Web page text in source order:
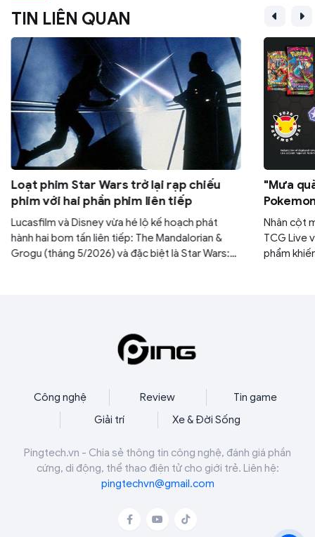
TIN LIÊN QUAN
Loạt phim Star Wars trở lại rạp chiếu
phim với hai phần phim liên tiếp
Lucasfilm và Disney vừa hé lộ kế hoạch phát
hành hai bom tấn liên tiếp: The Mandalorian &
Grogu (tháng 5/2026) và đặc biệt là Star Wars:
"Mưa
30 gói
Nhân cột
TCG Live
phẩm
Công nghệ Review
Tin game
Giải trí
Xe & Đời Sống
Pingtech.vn - Chia sẻ thông tin công nghệ, đánh giá phần
cứng, di động, thể thao điện tử cho giới trẻ. Liên hệ:
pingtechvn@gmail.com